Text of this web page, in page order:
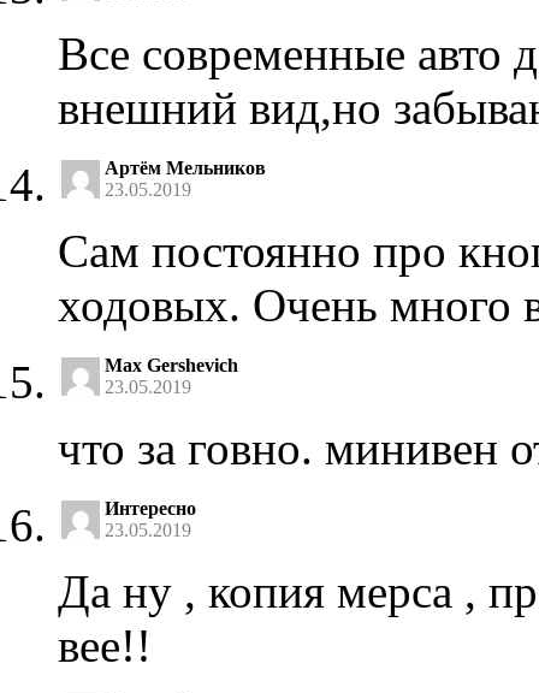
Все современные авто
внешний вид,но
Артём Мельников
23.05.2019
Сам постоянно про
ходовых. Очень много
Max Gershevich
23.05.2019
что за говно. минивен
Интересно
23.05.2019
Да ну , копия мерса ,
вее!!